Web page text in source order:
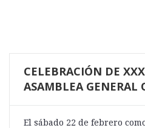
CELEBRACIÓN DE
ASAMBLEA GENERAL
El sábado 22 de febrero